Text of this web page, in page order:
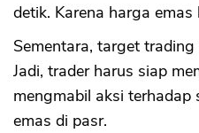
detik. Karena harga
Sementara, target
Jadi, trader harus siap
mengmabil aksi terhadap
emas di pasr.